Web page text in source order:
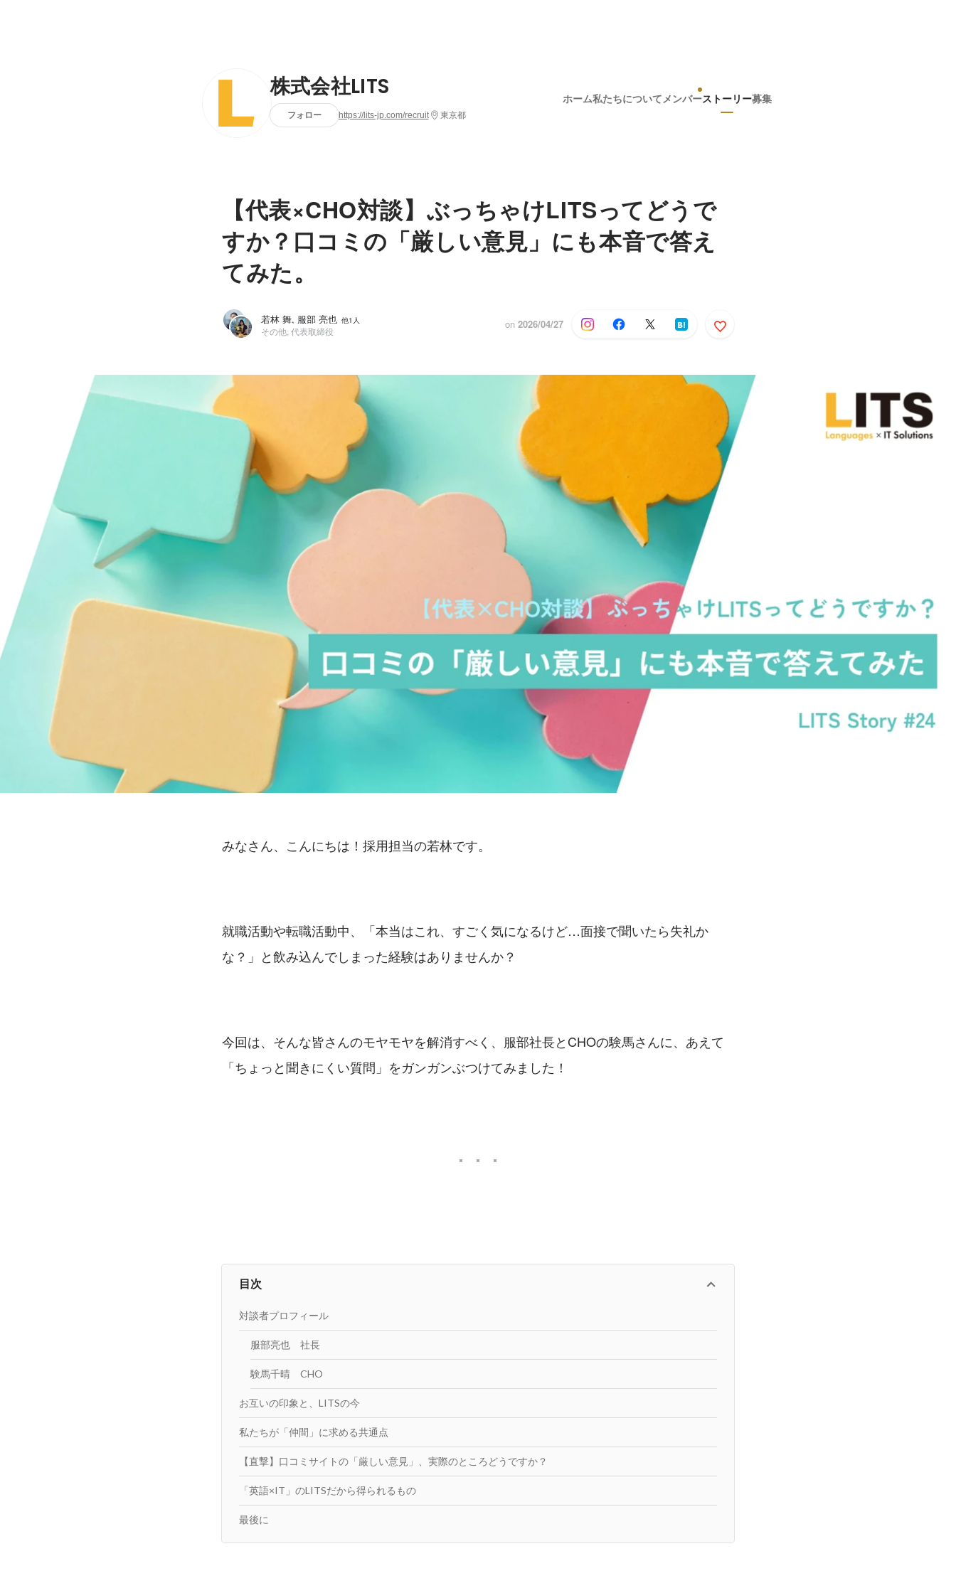
株式会社LITS
フォロー https://lits-jp.com/recruit 東京都
ホーム私たちについて メンバーストーリー募集
【代表×CHO対談】ぶっちゃけLITSってどうで
すか？口コミの「厳しい意見」にも本音で答え
てみた。
若林 舞, 服部 亮也 他1人
その他, 代表取締役
on 2026/04/27
みなさん、こんにちは！採用担当の若林です。
就職活動や転職活動中、「本当はこれ、すごく気になるけど…面接で聞いたら失礼か
な？」と飲み込んでしまった経験はありませんか？
今回は、そんな皆さんのモヤモヤを解消すべく、服部社長とCHOの験馬さんに、あえて
「ちょっと聞きにくい質問」をガンガンぶつけてみました！
目次
対談者プロフィール
服部亮也 社長
験馬千晴 CHO
お互いの印象と、LITSの今
私たちが「仲間」に求める共通点
【直撃】口コミサイトの「厳しい意見」、実際のところどうですか？
「英語×IT」のLITSだから得られるもの
最後に
若林 舞